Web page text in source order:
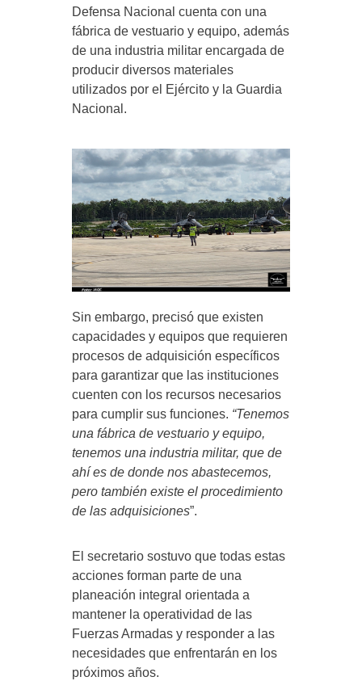
Defensa Nacional cuenta con una
fábrica de vestuario y equipo, además
de una industria militar encargada de
producir diversos materiales
utilizados por el Ejército y la Guardia
Nacional.
Sin embargo, precisó que existen
capacidades y equipos que requieren
procesos de adquisición específicos
para garantizar que las instituciones
cuenten con los recursos necesarios
para cumplir sus funciones. “Tenemos
una fábrica de vestuario y equipo,
tenemos una industria militar, que de
ahí es de donde nos abastecemos,
pero también existe el procedimiento
de las adquisiciones”.
El secretario sostuvo que todas estas
acciones forman parte de una
planeación integral orientada a
mantener la operatividad de las
Fuerzas Armadas y responder a las
necesidades que enfrentarán en los
próximos años.